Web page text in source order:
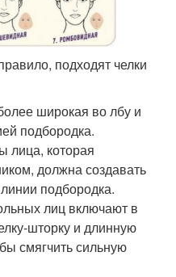
подходят челки
широкая во лбу и
подбородка.
лица, которая
должна создавать
подбородка.
лиц включают в
шторку и длинную
смягчить сильную